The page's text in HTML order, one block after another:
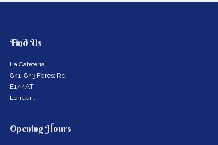
Find Us
La Cafeteria
841-843 Forest Rd
E17 4AT
London.
Opening Hours